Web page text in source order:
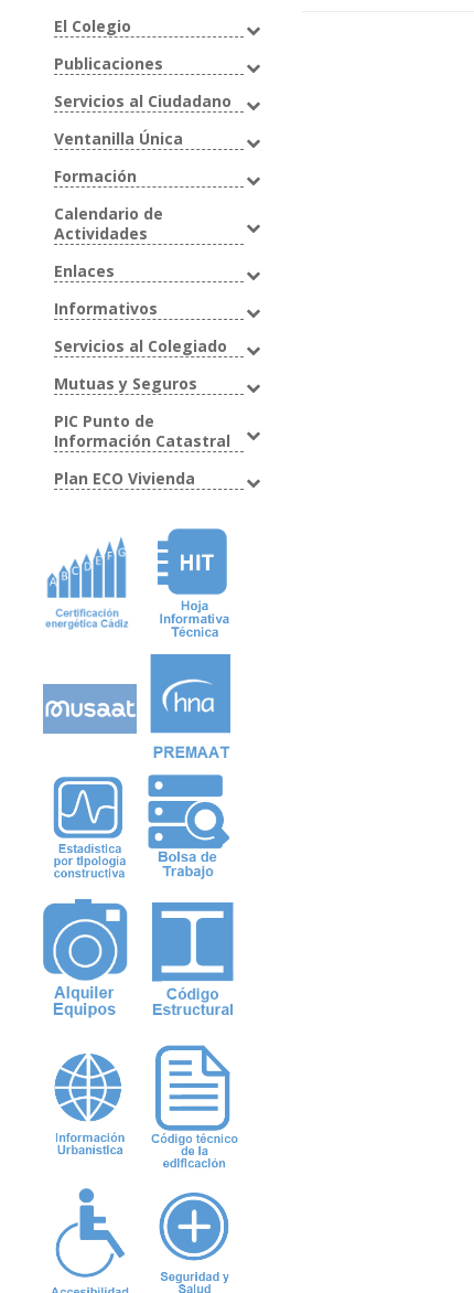
El Colegio
Publicaciones
Servicios al Ciudadano
Ventanilla Única
Formación
Calendario de
Actividades
Enlaces
Informativos
Servicios al Colegiado
Mutuas y Seguros
PIC Punto de
Información Catastral
Plan ECO Vivienda